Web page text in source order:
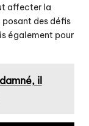
affecter la
posant des défis
également pour
il